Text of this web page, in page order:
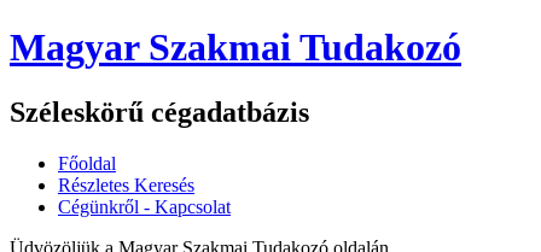
Magyar Szakmai Tudakozó
Széleskörű cégadatbázis
Főoldal
Részletes Keresés
Cégünkről - Kapcsolat
Üdvözöljük a Magyar Szakmai Tudakozó oldalán